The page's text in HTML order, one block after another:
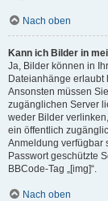
Nach oben
Kann ich Bilder in
Ja, Bilder können in
Dateianhänge erlaubt
Ansonsten müssen
zugänglichen Server
weder Bilder
ein öffentlich
Anmeldung verfügbar
Passwort geschützte
BBCode-Tag „[img]“.
Nach oben